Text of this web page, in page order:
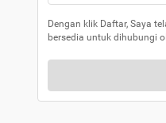
Dengan klik Daftar, Saya
bersedia untuk dihubungi